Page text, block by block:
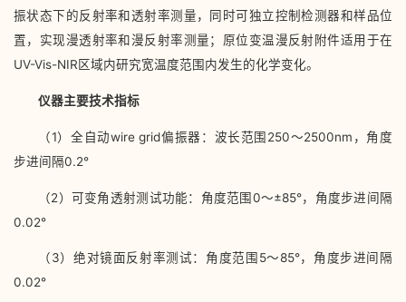
振状态下的反射率和透射率测量，同时可独立控制检测器和样品位
置，实现漫透射率和漫反射率测量；原位变温漫反射附件适用于在
UV-Vis-NIR区域内研究宽温度范围内发生的化学变化。
仪器主要技术指标
（1）全自动wire grid偏振器：波长范围250～2500nm，角度
步进间隔0.2°
（2）可变角透射测试功能：角度范围0～±85°，角度步进间隔
0.02°
（3）绝对镜面反射率测试：角度范围5～85°，角度步进间隔
0.02°